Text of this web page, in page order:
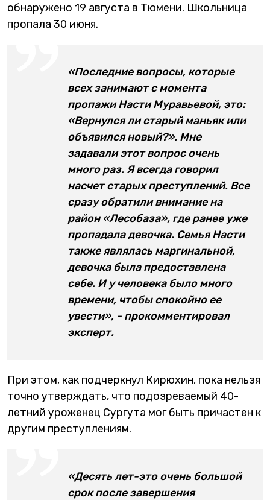
обнаружено 19 августа в Тюмени. Школьница
пропала 30 июня.
«Последние вопросы, которые
всех занимают с момента
пропажи Насти Муравьевой, это:
«Вернулся ли старый маньяк или
объявился новый?». Мне
задавали этот вопрос очень
много раз. Я всегда говорил
насчет старых преступлений. Все
сразу обратили внимание на
район «Лесобаза», где ранее уже
пропадала девочка. Семья Насти
также являлась маргинальной,
девочка была предоставлена
себе. И у человека было много
времени, чтобы спокойно ее
увести», - прокомментировал
эксперт.
При этом, как подчеркнул Кирюхин, пока нельзя
точно утверждать, что подозреваемый 40-
летний уроженец Сургута мог быть причастен к
другим преступлениям.
«Десять лет-это очень большой
срок после завершения